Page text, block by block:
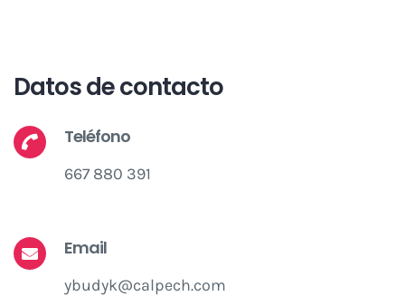
Datos de contacto
Teléfono
667 880 391
Email
ybudyk@calpech.com